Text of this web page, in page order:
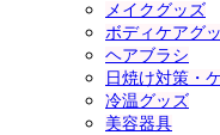
メイクグッズ
ボディケアグ
ヘアブラシ
日焼け対策・
冷温グッズ
美容器具